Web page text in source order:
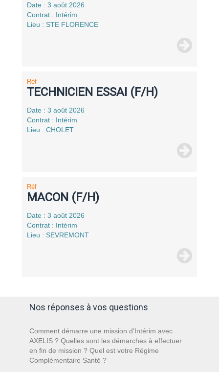
Date : 3 août 2026
Contrat : Intérim
Lieu : STE FLORENCE
Réf
TECHNICIEN ESSAI (F/H)
Date : 3 août 2026
Contrat : Intérim
Lieu : CHOLET
Réf
MACON (F/H)
Date : 3 août 2026
Contrat : Intérim
Lieu : SEVREMONT
Nos réponses à vos questions
Comment démarre une mission d’Intérim avec
AXELIS ? Quelles sont les démarches à effectuer
en fin de mission ? Quel est votre Régime
Complémentaire Santé ?